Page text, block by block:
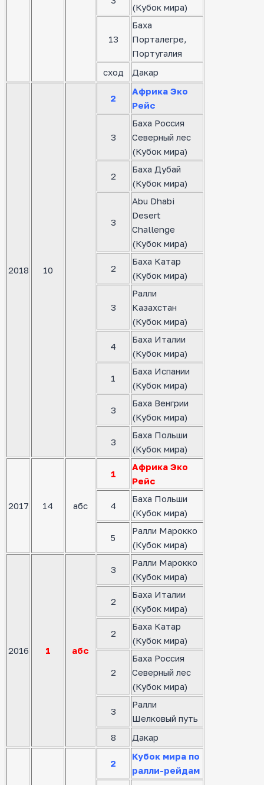
(Кубок мира)
13
Баха
Порталегре,
Португалия
сход
Дакар
2018 10
2
Африка Эко
Рейс
3
Баха Россия
Северный лес
(Кубок мира)
2
Баха Дубай
(Кубок мира)
3
Abu Dhabi
Desert
Challenge
(Кубок мира)
2
Баха Катар
(Кубок мира)
3
Ралли
Казахстан
(Кубок мира)
4
Баха Италии
(Кубок мира)
1
Баха Испании
(Кубок мира)
3
Баха Венгрии
(Кубок мира)
3
Баха Польши
(Кубок мира)
2017 14 абс
1
Африка Эко
Рейс
4
Баха Польши
(Кубок мира)
5
Ралли Марокко
(Кубок мира)
2016 1 абс
3
Ралли Марокко
(Кубок мира)
2
Баха Италии
(Кубок мира)
2
Баха Катар
(Кубок мира)
2
Баха Россия
Северный лес
(Кубок мира)
3
Ралли
Шелковый путь
8
Дакар
2
Кубок мира по
ралли-рейдам